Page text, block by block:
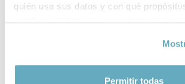
quién usa sus datos y con qué
cambiar o retirar su consentimiento en
Si lo permite, también quisiéramos:
Permitir todas